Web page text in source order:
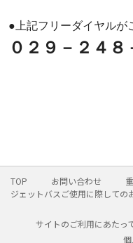
●上記フリーダイヤルが
０２９－２４８
TOP お問い合わせ
ジェットバスご使用に際して
サイトのご利用にあたっ